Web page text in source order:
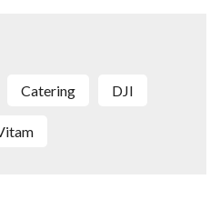
catering DJI
Vitam